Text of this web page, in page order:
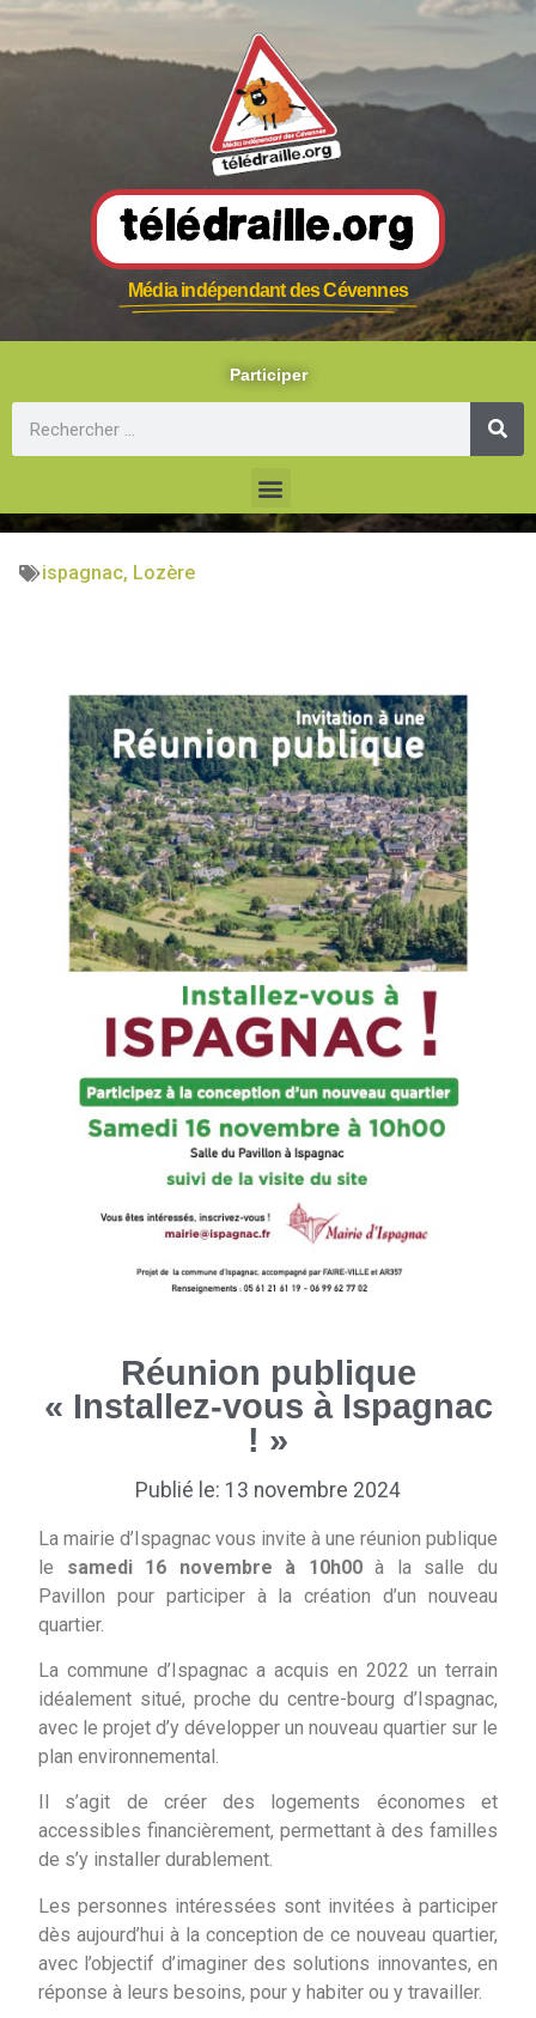
Télédraille.org
Média indépendant des Cévennes
Participer
ispagnac, Lozère
Réunion publique
« Installez-vous à Ispagnac
! »
Publié le: 13 novembre 2024
La mairie d’Ispagnac vous invite à une réunion publique
le samedi 16 novembre à 10h00à la salle du
Pavillon pour participer à la création d’un nouveau
quartier.
La commune d’Ispagnac a acquis en 2022 un terrain
idéalement situé, proche du centre-bourg d’Ispagnac,
avec le projet d’y développer un nouveau quartier sur le
plan environnemental.
Il s’agit de créer des logements économes et
accessibles financièrement, permettant à des familles
de s’y installer durablement.
Les personnes intéressées sont invitées à participer
dès aujourd’hui à la conception de ce nouveau quartier,
avec l’objectif d’imaginer des solutions innovantes, en
réponse à leurs besoins, pour y habiter ou y travailler.